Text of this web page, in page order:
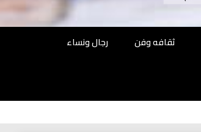
ثقافه وفن
رجال ونساء